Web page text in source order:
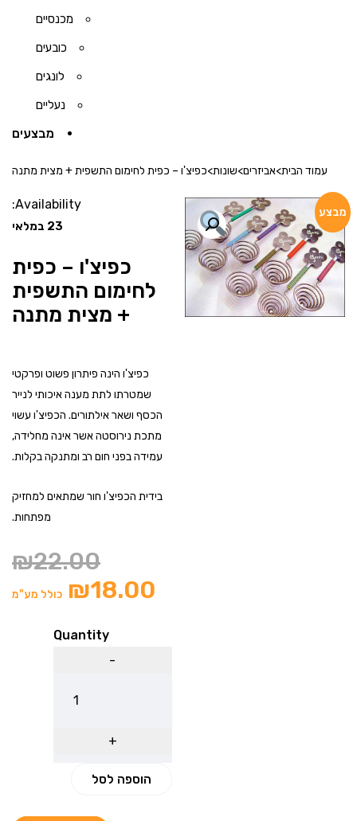
מכנסיים
כובעים
לונגים
נעליים
מבצעים
עמוד הבית>אביזרים>שונות>כפיצ'ו – כפית לחימום התשפית + מצית מתנה
מבצע
Availability:
23 במלאי
כפיצ'ו – כפית
לחימום התשפית
+ מצית מתנה
כפיצ'ו הינה פיתרון פשוט ופרקטי
שמטרתו לתת מענה איכותי לנייר
הכסף ושאר אילתורים. הכפיצ'ו עשוי
מתכת נירוסטה אשר אינה מחלידה,
עמידה בפני חום רב ומתנקה בקלות.
בידית הכפיצ'ו חור שמתאים למחזיק
מפתחות.
₪22.00
₪18.00 כולל מע"מ
Quantity
הוספה לסל